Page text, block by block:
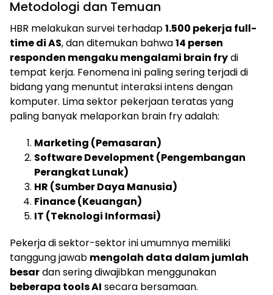
Metodologi dan Temuan
HBR melakukan survei terhadap1.500 pekerja full-
time di AS, dan ditemukan bahwa14 persen
responden mengaku mengalami brain frydi
tempat kerja. Fenomena ini paling sering terjadi di
bidang yang menuntut interaksi intens dengan
komputer. Lima sektor pekerjaan teratas yang
paling banyak melaporkan brain fry adalah:
Marketing (Pemasaran)
Software Development (Pengembangan
Perangkat Lunak)
HR (Sumber Daya Manusia)
Finance (Keuangan)
IT (Teknologi Informasi)
Pekerja di sektor-sektor ini umumnya memiliki
tanggung jawab mengolah data dalam jumlah
besardan sering diwajibkan menggunakan
beberapa tools AI secara bersamaan.